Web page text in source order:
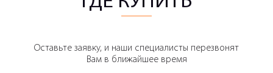
Оставьте заявку, и наши специалисты перезвонят
Вам в ближайшее время